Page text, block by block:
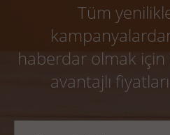
Tüm
haberdar olmak
avantajlı